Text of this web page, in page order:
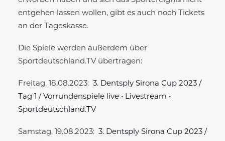
entgehen lassen wollen, gibt es auch noch Tickets
an der Tageskasse.
Die Spiele werden außerdem über
Sportdeutschland.TV übertragen:
Freitag, 18.08.2023: 3. Dentsply Sirona Cup 2023 /
Tag 1 / Vorrundenspiele live • Livestream •
Sportdeutschland.TV
Samstag, 19.08.2023: 3. Dentsply Sirona Cup 2023 /